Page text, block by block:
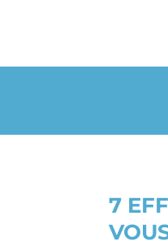
7